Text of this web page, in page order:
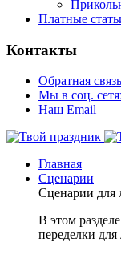
Платные
Контакты
Обратная связь
Мы в соц.
Наш Email
Главная
Сценарии
Сценарии для
В этом
переделки